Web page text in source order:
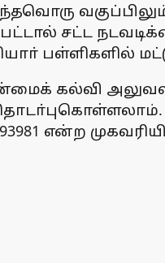
சட்ட
பள்ளிகளில்
கல்வி
என்ற